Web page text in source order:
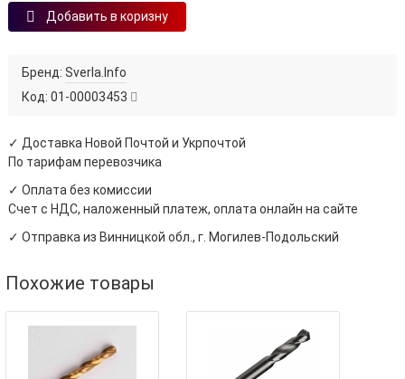
Добавить в коризну
Бренд: Sverla.Info
Код: 01-00003453
✓ Доставка Новой Почтой и Укрпочтой
По тарифам перевозчика
✓ Оплата без комиссии
Счет с НДС, наложенный платеж, оплата онлайн на сайте
✓ Отправка из Винницкой обл., г. Могилев-Подольский
Похожие товары